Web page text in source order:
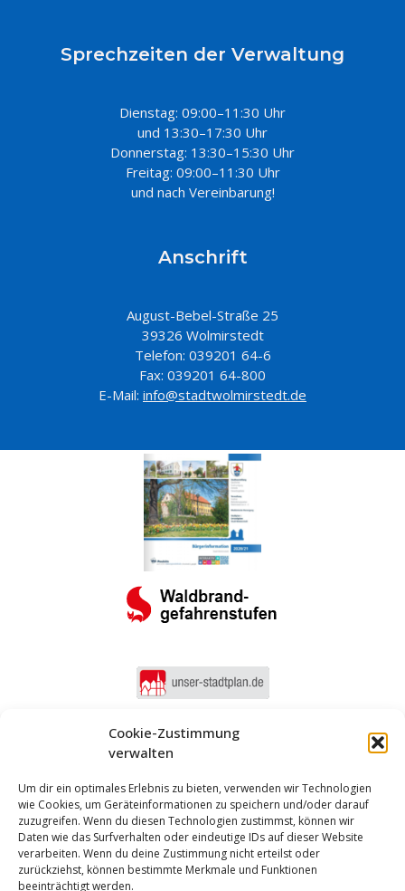
Cookie-Zustimmung
verwalten
Um dir ein optimales Erlebnis zu bieten, verwenden wir Technologien
wie Cookies, um Geräteinformationen zu speichern und/oder darauf
zuzugreifen. Wenn du diesen Technologien zustimmst, können wir
Daten wie das Surfverhalten oder eindeutige IDs auf dieser Website
verarbeiten. Wenn du deine Zustimmung nicht erteilst oder
zurückziehst, können bestimmte Merkmale und Funktionen
beeinträchtigt werden.
Sprechzeiten der Verwaltung
Dienstag: 09:00–11:30 Uhr
und 13:30–17:30 Uhr
Donnerstag: 13:30–15:30 Uhr
Freitag: 09:00–11:30 Uhr
und nach Vereinbarung!
Anschrift
August-Bebel-Straße 25
39326 Wolmirstedt
Telefon: 039201 64-6
Fax: 039201 64-800
E-Mail: info@stadtwolmirstedt.de